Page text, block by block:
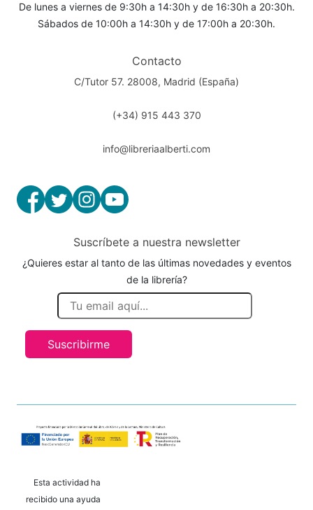
De lunes a viernes de 9:30h a 14:30h y de 16:30h a 20:30h.
Sábados de 10:00h a 14:30h y de 17:00h a 20:30h.
Contacto
C/Tutor 57. 28008, Madrid (España)
(+34) 915 443 370
info@libreriaalberti.com
Suscríbete a nuestra newsletter
¿Quieres estar al tanto de las últimas novedades y eventos
de la librería?
Suscribirme
Esta actividad ha
recibido una ayuda